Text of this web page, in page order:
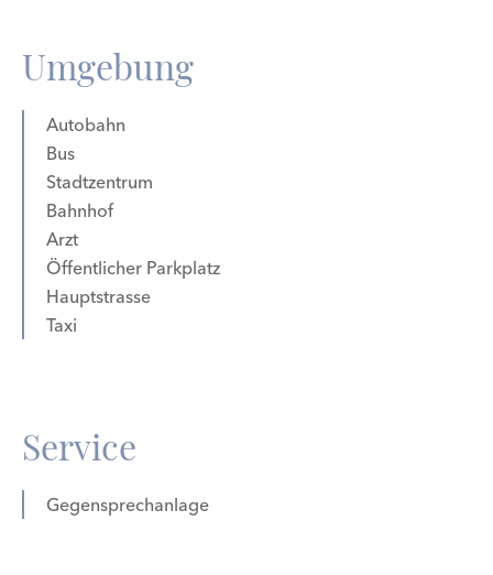
Umgebung
Autobahn
Bus
Stadtzentrum
Bahnhof
Arzt
Öffentlicher Parkplatz
Hauptstrasse
Taxi
Service
Gegensprechanlage